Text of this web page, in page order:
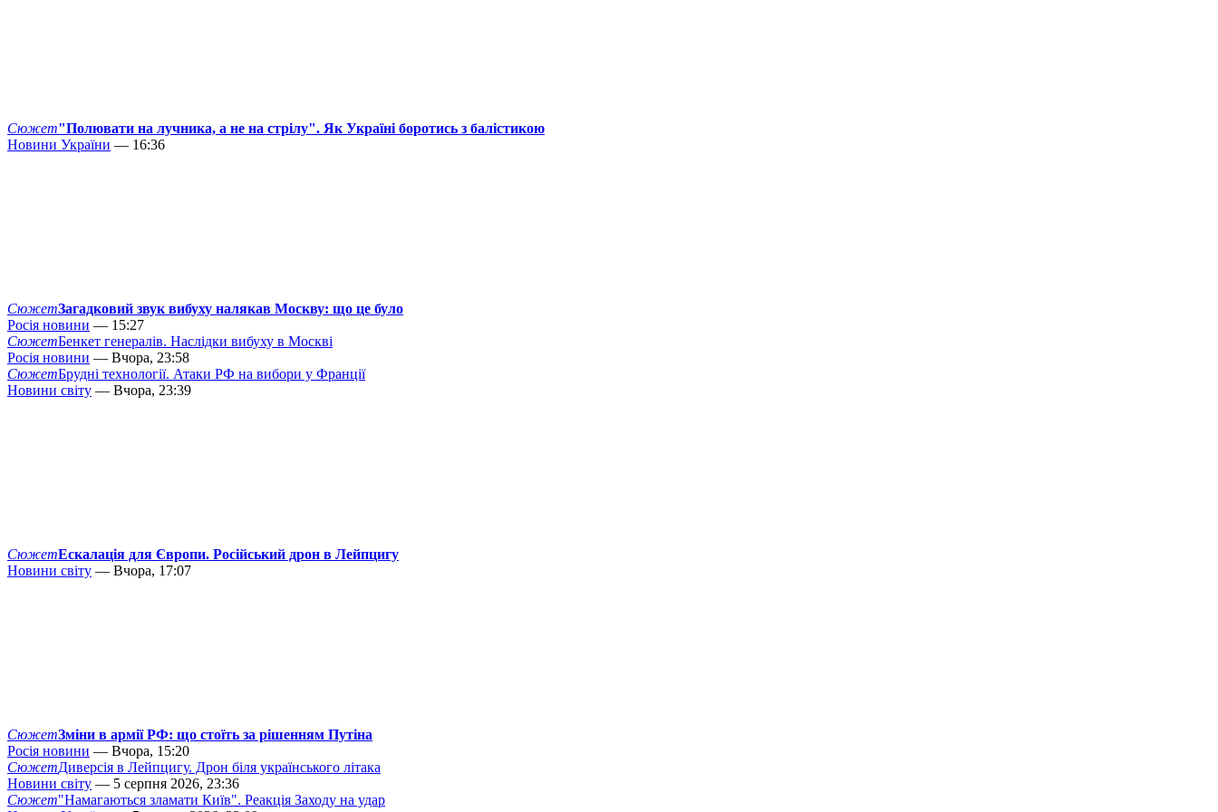
Сюжет"Полювати на лучника, а не на стрілу". Як Україні боротись з балістикою
Новини України — 16:36
СюжетЗагадковий звук вибуху налякав Москву: що це було
Росія новини — 15:27
СюжетБенкет генералів. Наслідки вибуху в Москві
Росія новини — Вчора, 23:58
СюжетБрудні технології. Атаки РФ на вибори у Франції
Новини світу — Вчора, 23:39
СюжетЕскалація для Європи. Російський дрон в Лейпцигу
Новини світу — Вчора, 17:07
СюжетЗміни в армії РФ: що стоїть за рішенням Путіна
Росія новини — Вчора, 15:20
СюжетДиверсія в Лейпцигу. Дрон біля українського літака
Новини світу — 5 серпня 2026, 23:36
Сюжет"Намагаються зламати Київ". Реакція Заходу на удар